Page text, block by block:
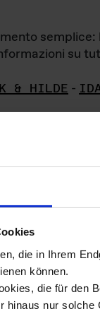
die in Ihrem
können.
die für den
hinaus nur
su
& HILDE -
materiale